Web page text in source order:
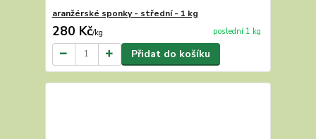
aranžérské sponky - střední - 1 kg
280 Kč/kg poslední 1 kg
Přidat do košíku